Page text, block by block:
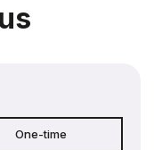
One-time